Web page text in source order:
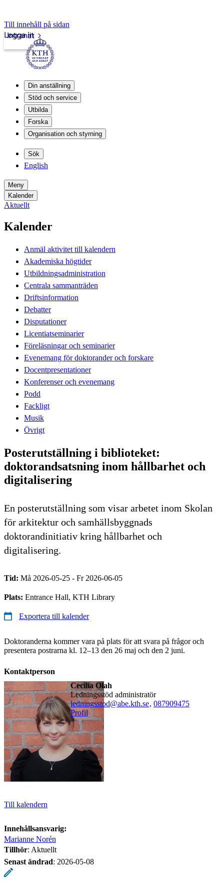
Till innehåll på sidan
Intranät
Logga in
Din anställning
Stöd och service
Utbilda
Forska
Organisation och styrning
Sök
English
Meny
Kalender
Aktuellt
Kalender
Anmäl aktivitet till kalendern
Akademiska högtider
Utbildningsadministration
Centrala sammanträden
Driftsinformation
Debatter
Disputationer
Licentiatseminarier
Föreläsningar och seminarier
Evenemang för doktorander och forskare
Docentpresentationer
Konferenser och evenemang
Podd
Fackligt
Musik
Övrigt
Posterutställning i biblioteket:
doktorandsatsning inom hållbarhet och
digitalisering
En posterutställning som visar arbetet inom Skolan
för arkitektur och samhällsbyggnads
doktorandinitiativ kring hållbarhet och
digitalisering.
Tid: Må 2026-05-25 - Fr 2026-06-05
Plats: Entrance Hall, KTH Library
Exportera till kalender
Doktoranderna kommer vara på plats för att svara på frågor och
presentera postrarna kl. 12–13 den 26 maj och den 2 juni.
Kontaktperson
Cecilia Olah
ledningsstöd administratör
​​​​​​​​ledningsstod@abe.kth.se, 087909475
Profil
Till kalendern
Innehållsansvarig:
Marianne Norén
Tillhör: Aktuellt
Senast ändrad: 2026-05-08